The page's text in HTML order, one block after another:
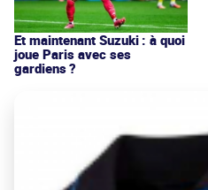
Et maintenant Suzuki : à quoi
joue Paris avec ses
gardiens ?